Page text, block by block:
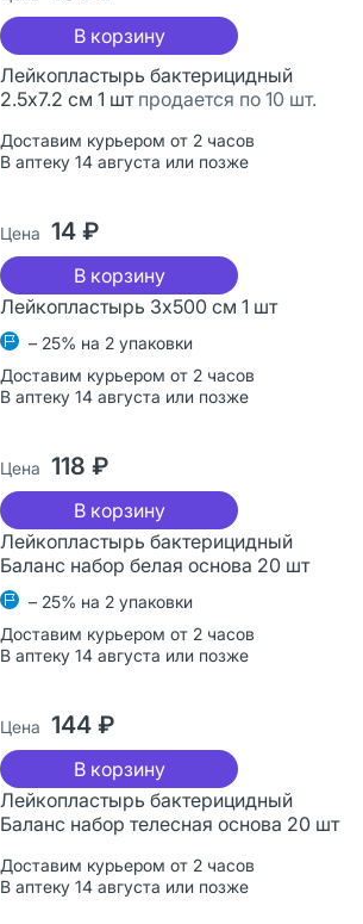
В корзину
Лейкопластырь бактерицидный
2.5х7.2 см 1 шт продается по 10 шт.
Доставим курьером от 2 часов
В аптеку 14 августа или позже
Цена 14 ₽
В корзину
Лейкопластырь 3х500 см 1 шт
– 25% на 2 упаковки
Доставим курьером от 2 часов
В аптеку 14 августа или позже
Цена 118 ₽
В корзину
Лейкопластырь бактерицидный
Баланс набор белая основа 20 шт
– 25% на 2 упаковки
Доставим курьером от 2 часов
В аптеку 14 августа или позже
Цена 144 ₽
В корзину
Лейкопластырь бактерицидный
Баланс набор телесная основа 20 шт
Доставим курьером от 2 часов
В аптеку 14 августа или позже